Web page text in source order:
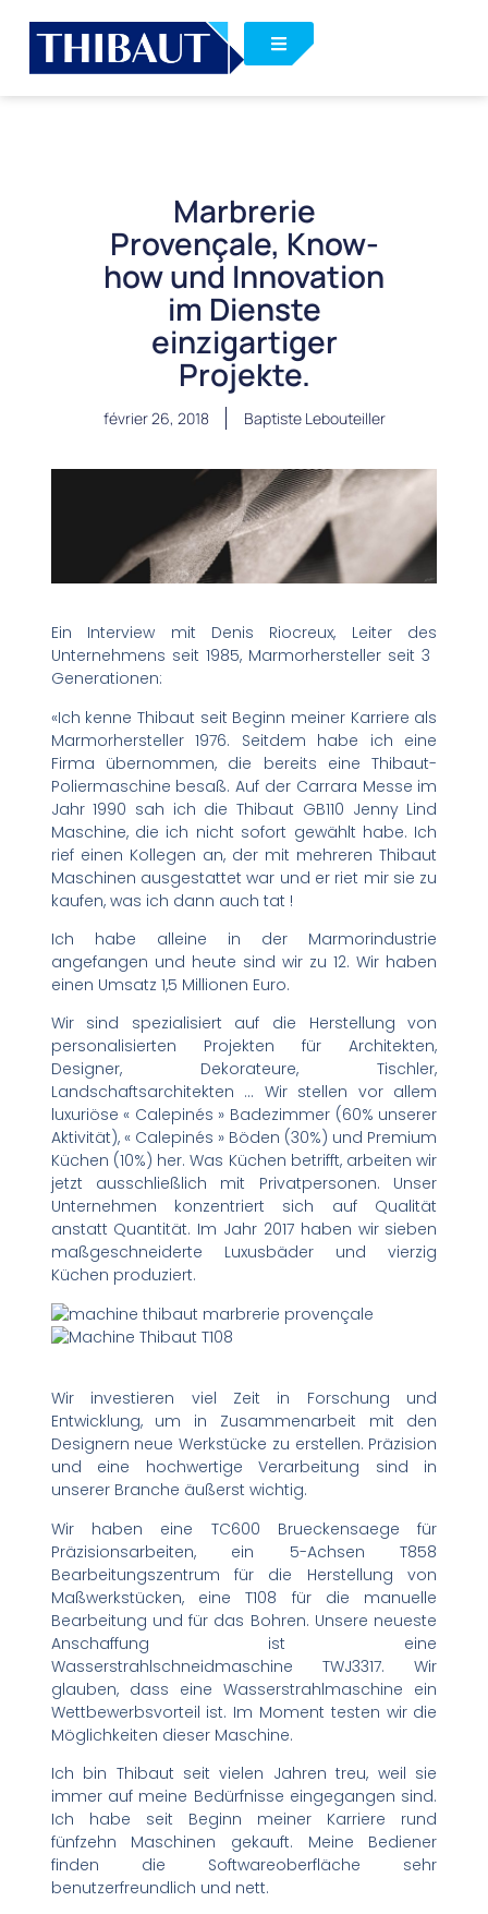
Marbrerie
Provençale, Know-
how und Innovation
im Dienste
einzigartiger
Projekte.
février 26, 2018 Baptiste Lebouteiller
Ein Interview mit Denis Riocreux, Leiter des
Unternehmens seit 1985, Marmorhersteller seit 3 ​​
Generationen:
«Ich kenne Thibaut seit Beginn meiner Karriere als
Marmorhersteller 1976. Seitdem habe ich eine
Firma übernommen, die bereits eine Thibaut-
Poliermaschine besaß. Auf der Carrara Messe im
Jahr 1990 sah ich die Thibaut GB110 Jenny Lind
Maschine, die ich nicht sofort gewählt habe. Ich
rief einen Kollegen an, der mit mehreren Thibaut
Maschinen ausgestattet war und er riet mir sie zu
kaufen, was ich dann auch tat !
Ich habe alleine in der Marmorindustrie
angefangen und heute sind wir zu 12. Wir haben
einen Umsatz 1,5 Millionen Euro.
Wir sind spezialisiert auf die Herstellung von
personalisierten Projekten für Architekten,
Designer, Dekorateure, Tischler,
Landschaftsarchitekten … Wir stellen vor allem
luxuriöse « Calepinés » Badezimmer (60% unserer
Aktivität), « Calepinés » Böden (30%) und Premium
Küchen (10%) her. Was Küchen betrifft, arbeiten wir
jetzt ausschließlich mit Privatpersonen. Unser
Unternehmen konzentriert sich auf Qualität
anstatt Quantität. Im Jahr 2017 haben wir sieben
maßgeschneiderte Luxusbäder und vierzig
Küchen produziert.
Wir investieren viel Zeit in Forschung und
Entwicklung, um in Zusammenarbeit mit den
Designern neue Werkstücke zu erstellen. Präzision
und eine hochwertige Verarbeitung sind in
unserer Branche äußerst wichtig.
Wir haben eine TC600 Brueckensaege für
Präzisionsarbeiten, ein 5-Achsen T858
Bearbeitungszentrum für die Herstellung von
Maßwerkstücken, eine T108 für die manuelle
Bearbeitung und für das Bohren. Unsere neueste
Anschaffung ist eine
Wasserstrahlschneidmaschine TWJ3317. Wir
glauben, dass eine Wasserstrahlmaschine ein
Wettbewerbsvorteil ist. Im Moment testen wir die
Möglichkeiten dieser Maschine.
Ich bin Thibaut seit vielen Jahren treu, weil sie
immer auf meine Bedürfnisse eingegangen sind.
Ich habe seit Beginn meiner Karriere rund
fünfzehn Maschinen gekauft. Meine Bediener
finden die Softwareoberfläche sehr
benutzerfreundlich und nett.